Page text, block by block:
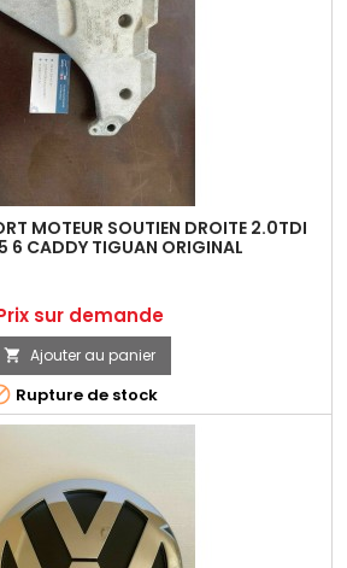
MOTEUR SOUTIEN DROITE 2.0TDI
6 CADDY TIGUAN ORIGINAL
sur demande
 Ajouter au panier
Rupture de stock